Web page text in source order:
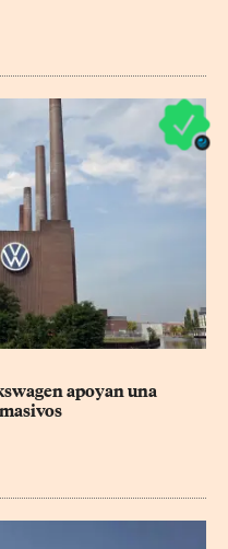
apoyan una